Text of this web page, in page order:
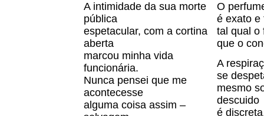
A intimidade da sua morte
pública
espetacular, com a cortina
aberta
marcou minha vida
funcionária.
Nunca pensei que me
acontecesse
alguma coisa assim –
O
é exato e
tal qual o
que o
A
se
mesmo
descuido
é